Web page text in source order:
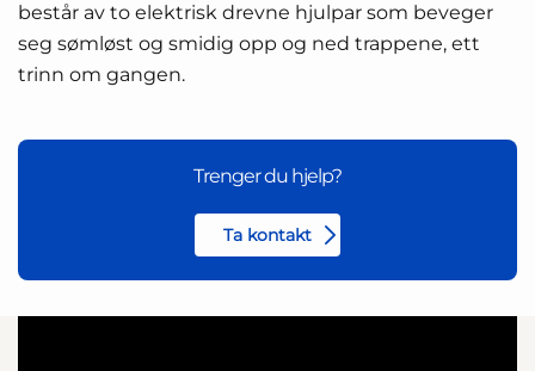
består av to elektrisk drevne hjulpar som beveger
seg sømløst og smidig opp og ned trappene, ett
trinn om gangen.
Trenger du hjelp?
Ta kontakt